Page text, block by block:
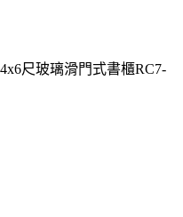
尺玻璃滑門式書櫃RC7-